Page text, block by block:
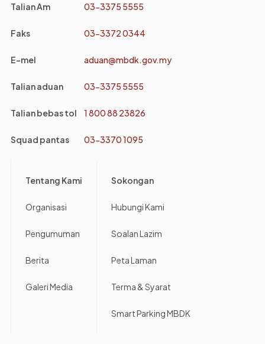
Talian Am 03-3375 5555
Faks 03-3372 0344
E-mel aduan@mbdk.gov.my
Talian aduan 03-3375 5555
Talian bebas tol 1 800 88 23826
Squad pantas 03-3370 1095
Tentang Kami
Organisasi
Pengumuman
Berita
Galeri Media
Sokongan
Hubungi Kami
Soalan Lazim
Peta Laman
Terma & Syarat
Smart Parking MBDK